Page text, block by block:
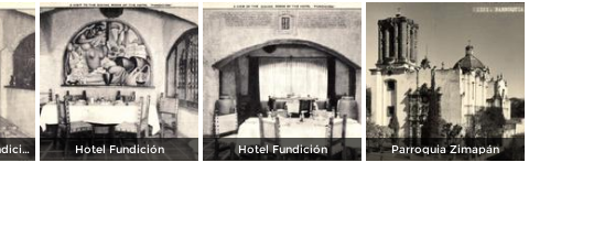
Taverna del Hotel Fundición Hotel Fundición Hotel Fundición Parroquia Zimapán